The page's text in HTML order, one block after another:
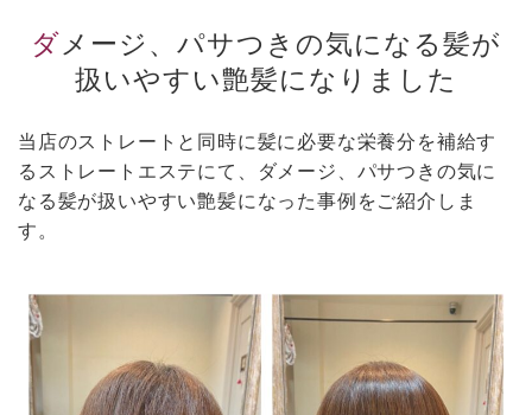
ダメージ、パサつきの気になる髪が
扱いやすい艶髪になりました
当店のストレートと同時に髪に必要な栄養分を補給す
るストレートエステにて、ダメージ、パサつきの気に
なる髪が扱いやすい艶髪になった事例をご紹介しま
す。